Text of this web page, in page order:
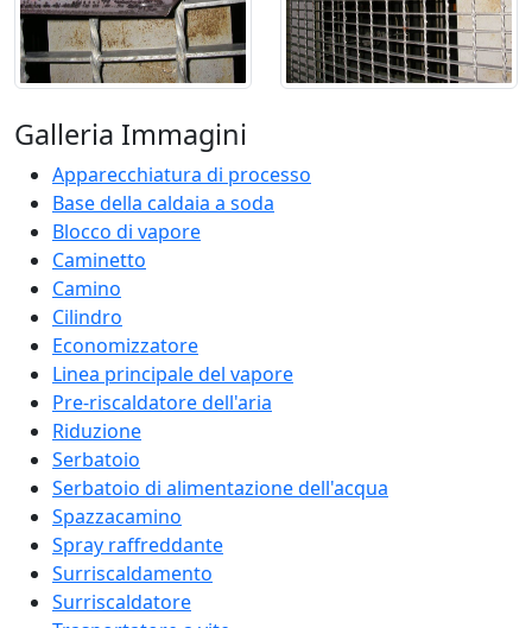
Galleria Immagini
Apparecchiatura di processo
Base della caldaia a soda
Blocco di vapore
Caminetto
Camino
Cilindro
Economizzatore
Linea principale del vapore
Pre-riscaldatore dell'aria
Riduzione
Serbatoio
Serbatoio di alimentazione dell'acqua
Spazzacamino
Spray raffreddante
Surriscaldamento
Surriscaldatore